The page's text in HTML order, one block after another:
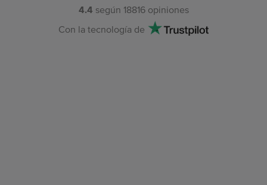
4.4 según 18816opiniones
Con la tecnología de